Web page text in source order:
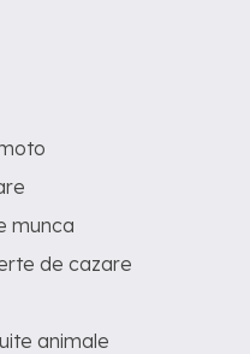
munca
de cazare
animale